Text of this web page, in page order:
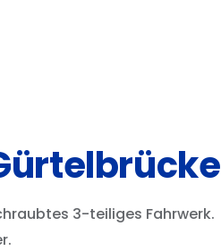
3-teiliges Fahrwerk.